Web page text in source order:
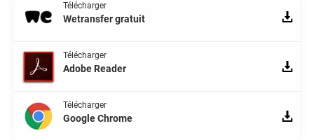
Télécharger
Wetransfer gratuit
Télécharger
Adobe Reader
Télécharger
Google Chrome